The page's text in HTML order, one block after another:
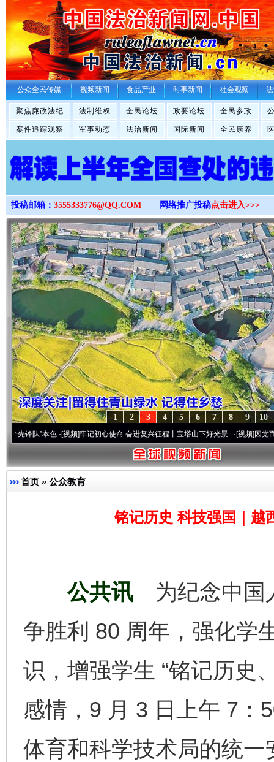
>
公众全民传媒 视频新闻 食品产业 时事新闻 社会观察
聚焦廉政法纪 法制维权 全民论坛 政要论坛 全民参政
案件追踪观察 军事动态 法治新闻 国际新闻 全民康养
投稿邮箱： 3555333776@QQ.COM 网络推广投稿点击进入>>>
10
9
8
7
6
5
4
3
2
1
·[视频]牢记初心使命 奋进复兴征程丨宝塔山下好光景..·[视频]因党而生 为党而战
首页 » 公众教育
铭记历史 科技强国｜越
公共讯 为纪念中国
争胜利 80 周年，强化学
识，增强学生 “铭记历史
感情，9 月 3 日上午 7：
体育和科学技术局的统